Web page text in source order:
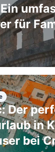
für
Der
in
bei